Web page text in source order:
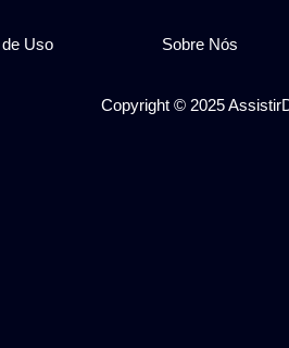
Uso Sobre Nós
Copyright © 2025